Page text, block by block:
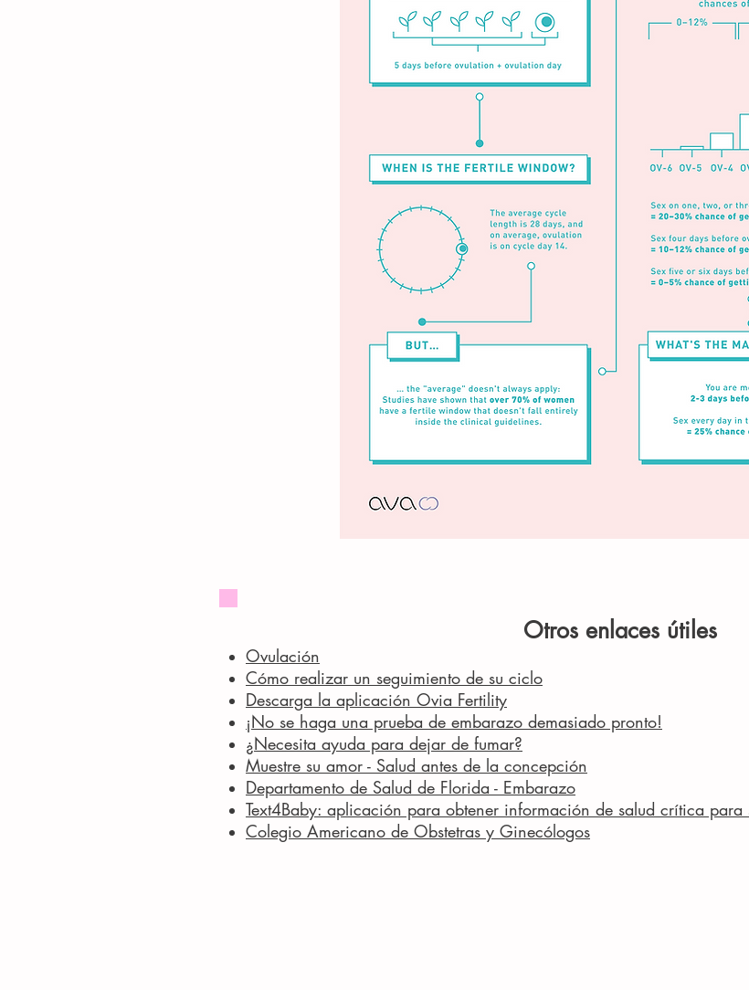
Otros enlaces útiles
Ovulación
Cómo realizar un seguimiento de su ciclo
Descarga la aplicación Ovia Fertility
¡No se haga una prueba de embarazo demasiado pronto!
¿Necesita ayuda para dejar de fumar?
Muestre su amor - Salud antes de la concepción
Departamento de Salud de Florida - Embarazo
Text4Baby: aplicación para obtener información de salud crítica para
Colegio Americano de Obstetras y Ginecólogos